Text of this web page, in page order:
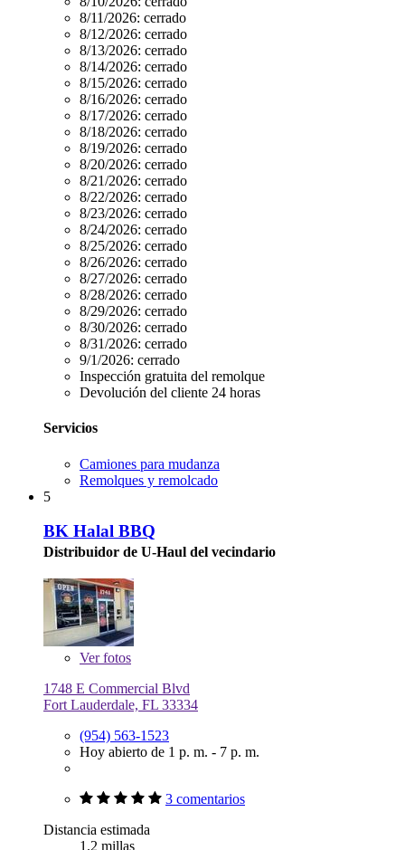
8/11/2026: cerrado
8/12/2026: cerrado
8/13/2026: cerrado
8/14/2026: cerrado
8/15/2026: cerrado
8/16/2026: cerrado
8/17/2026: cerrado
8/18/2026: cerrado
8/19/2026: cerrado
8/20/2026: cerrado
8/21/2026: cerrado
8/22/2026: cerrado
8/23/2026: cerrado
8/24/2026: cerrado
8/25/2026: cerrado
8/26/2026: cerrado
8/27/2026: cerrado
8/28/2026: cerrado
8/29/2026: cerrado
8/30/2026: cerrado
8/31/2026: cerrado
9/1/2026: cerrado
Inspección gratuita del remolque
Devolución del cliente 24 horas
Servicios
Camiones para mudanza
Remolques y remolcado
5
BK Halal BBQ
Distribuidor de U-Haul del vecindario
Verfotos
1748 E Commercial Blvd
Fort Lauderdale, FL 33334
(954) 563-1523
Hoy abierto de 1 p. m. - 7 p. m.
3 comentarios
Distancia estimada
1.2 millas